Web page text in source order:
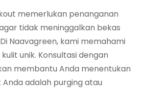
memerlukan penanganan
tidak meninggalkan bekas
Naavagreen, kami memahami
unik. Konsultasi dengan
membantu Anda menentukan
adalah purging atau